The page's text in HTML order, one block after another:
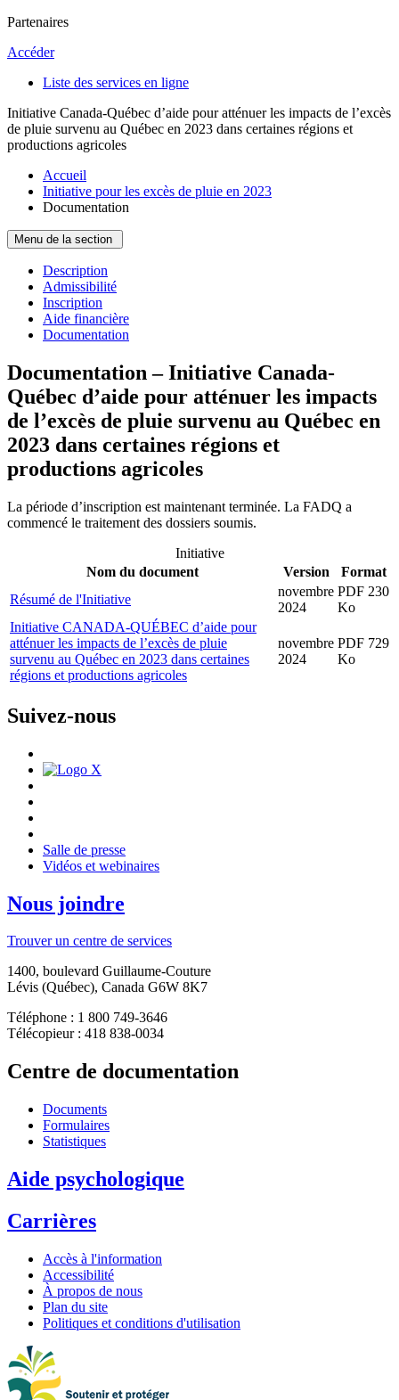
Partenaires
Accéder
Liste des services en ligne
Initiative Canada-Québec d’aide pour atténuer les impacts de l’excès
de pluie survenu au Québec en 2023 dans certaines régions et
productions agricoles
Accueil
Initiative pour les excès de pluie en 2023
Documentation
Menu de la section
Description
Admissibilité
Inscription
Aide financière
Documentation
Documentation – Initiative Canada-
Québec d’aide pour atténuer les impacts
de l’excès de pluie survenu au Québec en
2023 dans certaines régions et
productions agricoles
La période d’inscription est maintenant terminée. La FADQ a
commencé le traitement des dossiers soumis.
Initiative
Nom du document
Version
Format
Résumé de l'Initiative
novembre
2024
PDF 230
Ko
Initiative CANADA-QUÉBEC d’aide pour
atténuer les impacts de l’excès de pluie
survenu au Québec en 2023 dans certaines
régions et productions agricoles
novembre
2024
PDF 729
Ko
Suivez-nous
Salle de presse
Vidéos et webinaires
Nous joindre
Trouver un centre de services
1400, boulevard Guillaume-Couture
Lévis (Québec), Canada G6W 8K7
Téléphone : 1 800 749-3646
Télécopieur : 418 838-0034
Centre de documentation
Documents
Formulaires
Statistiques
Aide psychologique
Carrières
Accès à l'information
Accessibilité
À propos de nous
Plan du site
Politiques et conditions d'utilisation